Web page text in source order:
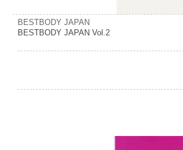
BESTBODY JAPAN
BESTBODY JAPAN Vol.2